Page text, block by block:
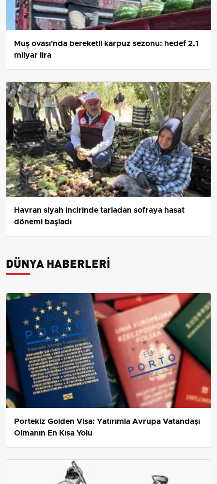
Muş ovası'nda bereketli karpuz sezonu: hedef 2,1
milyar lira
Havran siyah incirinde tarladan sofraya hasat
dönemi başladı
DÜNYA HABERLERI
Portekiz Golden Visa: Yatırımla Avrupa Vatandaşı
Olmanın En Kısa Yolu